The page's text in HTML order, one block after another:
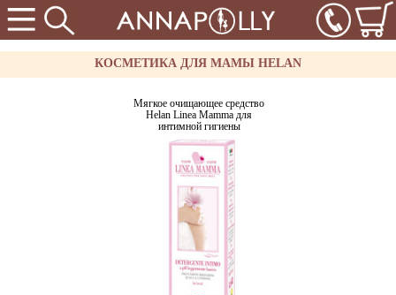
КОСМЕТИКА ДЛЯ МАМЫ HELAN
Мягкое очищающее средство
Helan Linea Mamma для
интимной гигиены